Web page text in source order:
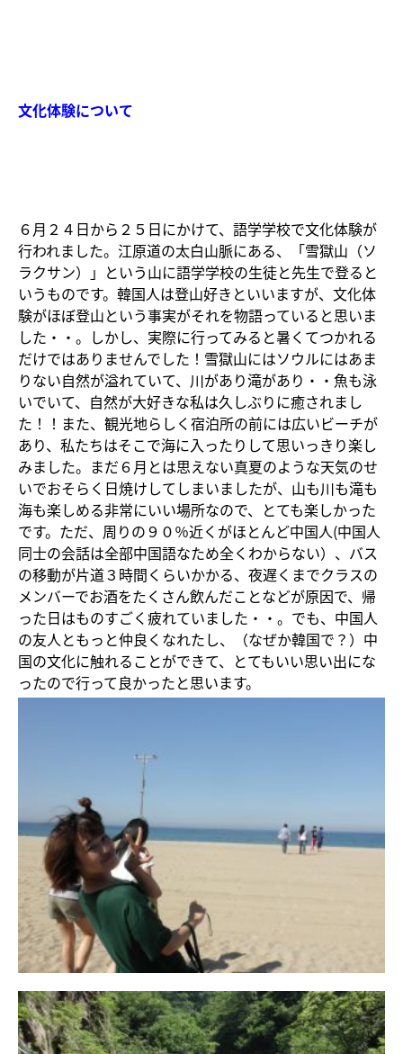
文化体験について
６月２４日から２５日にかけて、語学学校で文化体験が
行われました。江原道の太白山脈にある、「雪獄山（ソ
ラクサン）」という山に語学学校の生徒と先生で登ると
いうものです。韓国人は登山好きといいますが、文化体
験がほぼ登山という事実がそれを物語っていると思いま
した・・。しかし、実際に行ってみると暑くてつかれる
だけではありませんでした！雪獄山にはソウルにはあま
りない自然が溢れていて、川があり滝があり・・魚も泳
いでいて、自然が大好きな私は久しぶりに癒されまし
た！！また、観光地らしく宿泊所の前には広いビーチが
あり、私たちはそこで海に入ったりして思いっきり楽し
みました。まだ６月とは思えない真夏のような天気のせ
いでおそらく日焼けしてしまいましたが、山も川も滝も
海も楽しめる非常にいい場所なので、とても楽しかった
です。ただ、周りの９０％近くがほとんど中国人(中国人
同士の会話は全部中国語なため全くわからない）、バス
の移動が片道３時間くらいかかる、夜遅くまでクラスの
メンバーでお酒をたくさん飲んだことなどが原因で、帰
った日はものすごく疲れていました・・。でも、中国人
の友人ともっと仲良くなれたし、（なぜか韓国で？）中
国の文化に触れることができて、とてもいい思い出にな
ったので行って良かったと思います。